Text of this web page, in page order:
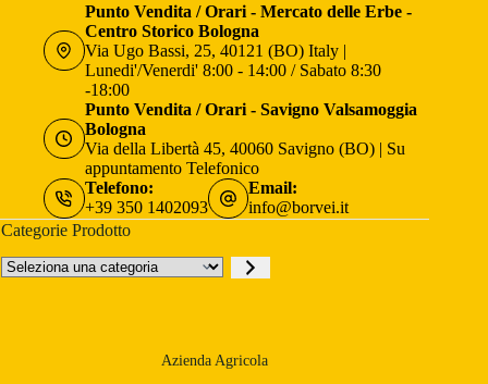
Punto Vendita / Orari - Mercato delle Erbe -
Centro Storico Bologna
Via Ugo Bassi, 25, 40121 (BO) Italy |
Lunedi'/Venerdi' 8:00 - 14:00 / Sabato 8:30
-18:00
Punto Vendita / Orari - Savigno Valsamoggia
Bologna
Via della Libertà 45, 40060 Savigno (BO) | Su
appuntamento Telefonico
Telefono:
+39 350 1402093
Email:
info@borvei.it
Categorie Prodotto
Seleziona
una
Azienda Agricola